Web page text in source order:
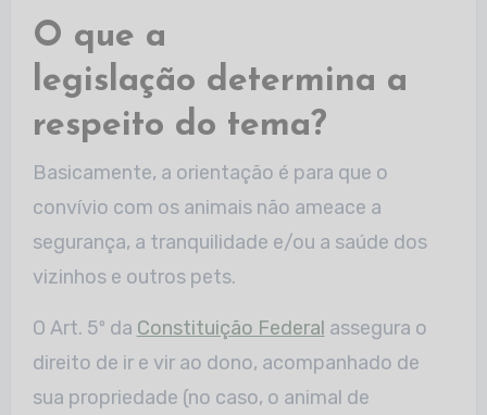
O que a
legislação determina a
respeito do tema?
Basicamente, a orientação é para que o
convívio com os animais não ameace a
segurança, a tranquilidade e/ou a saúde dos
vizinhos e outros pets.
O Art. 5º da Constituição Federal assegura o
direito de ir e vir ao dono, acompanhado de
sua propriedade (no caso, o animal de